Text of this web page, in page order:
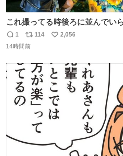
これ撮ってる時後ろに並んでい
スの王子様………？」って聞こえ
返
信
1
リ
ポ
ト
数
114
い
数
2,056
14時間前